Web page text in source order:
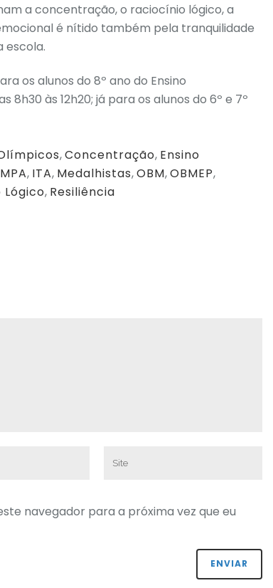
a concentração, o raciocínio lógico, a
é nítido também pela tranquilidade
escola.
os alunos do 8º ano do Ensino
8h30 às 12h20; já para os alunos do 6º e 7º
,Concentração, Ensino
, ITA, Medalhistas,OBM,OBMEP,
, Resiliência
navegador para a próxima vez que eu